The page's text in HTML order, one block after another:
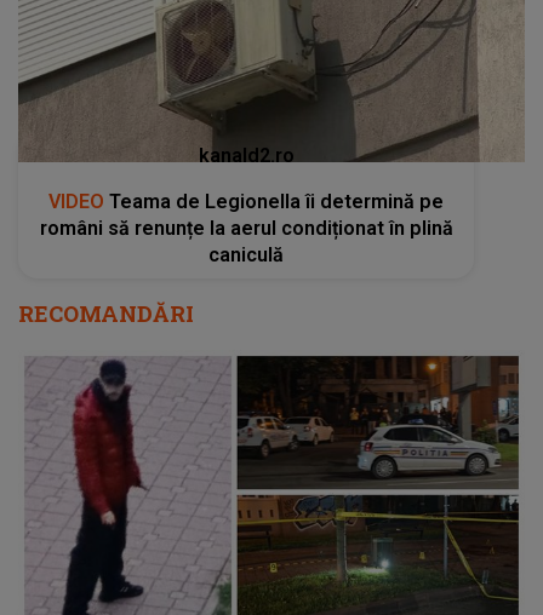
kanald2.ro
VIDEO Teama de Legionella îi determină pe
români să renunțe la aerul condiționat în plină
caniculă
RECOMANDĂRI